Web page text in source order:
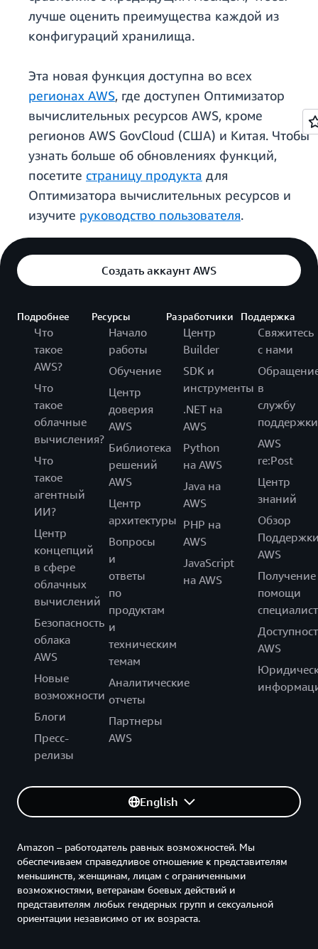
лучше оценить преимущества каждой из
конфигураций хранилища.
Эта новая функция доступна во всех
регионах AWS, где доступен Оптимизатор
вычислительных ресурсов AWS, кроме
регионов AWS GovCloud (США) и Китая. Чтобы
узнать больше об обновлениях функций,
посетите страницу продукта для
Оптимизатора вычислительных ресурсов и
изучите руководство пользователя.
Создать аккаунт AWS
Подробнее
Что
такое
AWS?
Что
такое
облачные
вычисления?
Что
такое
агентный
ИИ?
Центр
концепций
в сфере
облачных
вычислений
Безопасность
облака
AWS
Новые
возможности
Блоги
Пресс-
релизы
Ресурсы
Начало
работы
Обучение
Центр
доверия
AWS
Библиотека
решений
AWS
Центр
архитектуры
Вопросы
и
ответы
по
продуктам
и
техническим
темам
Аналитические
отчеты
Партнеры
AWS
Разработчики
Центр
Builder
SDK и
инструменты
.NET на
AWS
Python
на AWS
Java на
AWS
PHP на
AWS
JavaScript
на AWS
Поддержка
Свяжитесь
с нами
в
службу
поддержки
AWS
re:Post
Центр
знаний
Обзор
AWS
Получение
помощи
AWS
English
Amazon – работодатель равных возможностей. Мы
обеспечиваем справедливое отношение к представителям
меньшинств, женщинам, лицам с ограниченными
возможностями, ветеранам боевых действий и
представителям любых гендерных групп и сексуальной
ориентации независимо от их возраста.